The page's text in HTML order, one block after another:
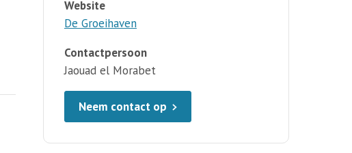
Website
De Groeihaven
Contactpersoon
Jaouad el Morabet
Neem contact op